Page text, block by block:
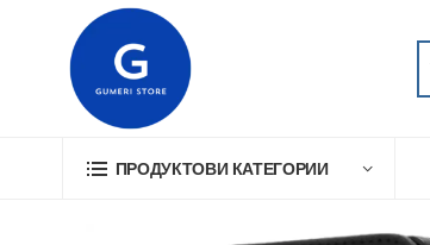
ПРОДУКТОВИ КАТЕГОРИИ